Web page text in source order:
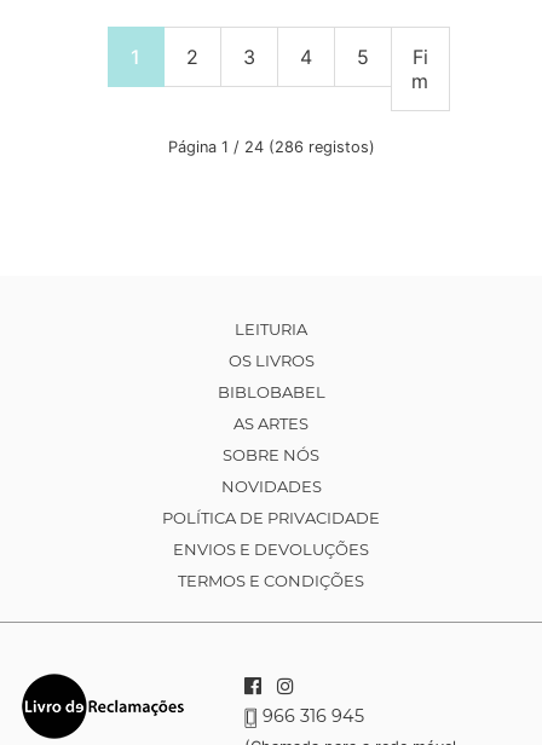
1 2 3 4 5
Fi
m
Página 1 / 24 (286 registos)
LEITURIA
OS LIVROS
BIBLOBABEL
AS ARTES
SOBRE NÓS
NOVIDADES
POLÍTICA DE PRIVACIDADE
ENVIOS E DEVOLUÇÕES
TERMOS E CONDIÇÕES
966 316 945